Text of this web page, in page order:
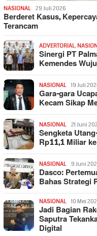
NASIONAL 29 Juli 2026
Berderet Kasus,
Terancam
ADVERTORIAL,
Sinergi PT
Kemendes
NASIONAL 19 Juli
Gara-gara
Kecam Sikap
NASIONAL 21 Juni
Sengketa
Rp11,1 Miliar
NASIONAL 9 Juni
Dasco:
Bahas Strategi
NASIONAL 10 Mei
Jadi Bagian
Saputra
Digital